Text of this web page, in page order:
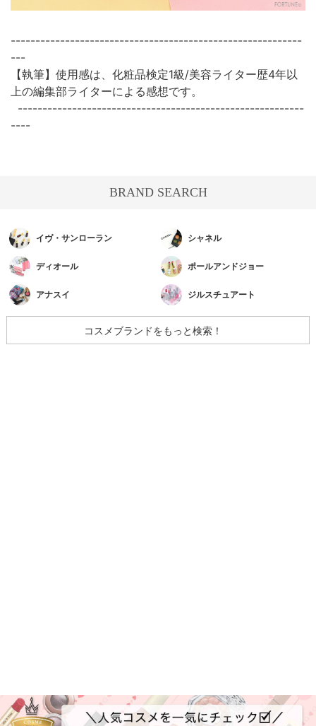
-----------------------------------------------------------
---
【執筆】使用感は、化粧品検定1級/美容ライター歴4年以
上の編集部ライターによる感想です。
----------------------------------------------------------
----
BRAND SEARCH
イヴ・サンローラン シャネル
ディオール ポールアンドジョー
アナスイ ジルスチュアート
コスメブランドをもっと検索！